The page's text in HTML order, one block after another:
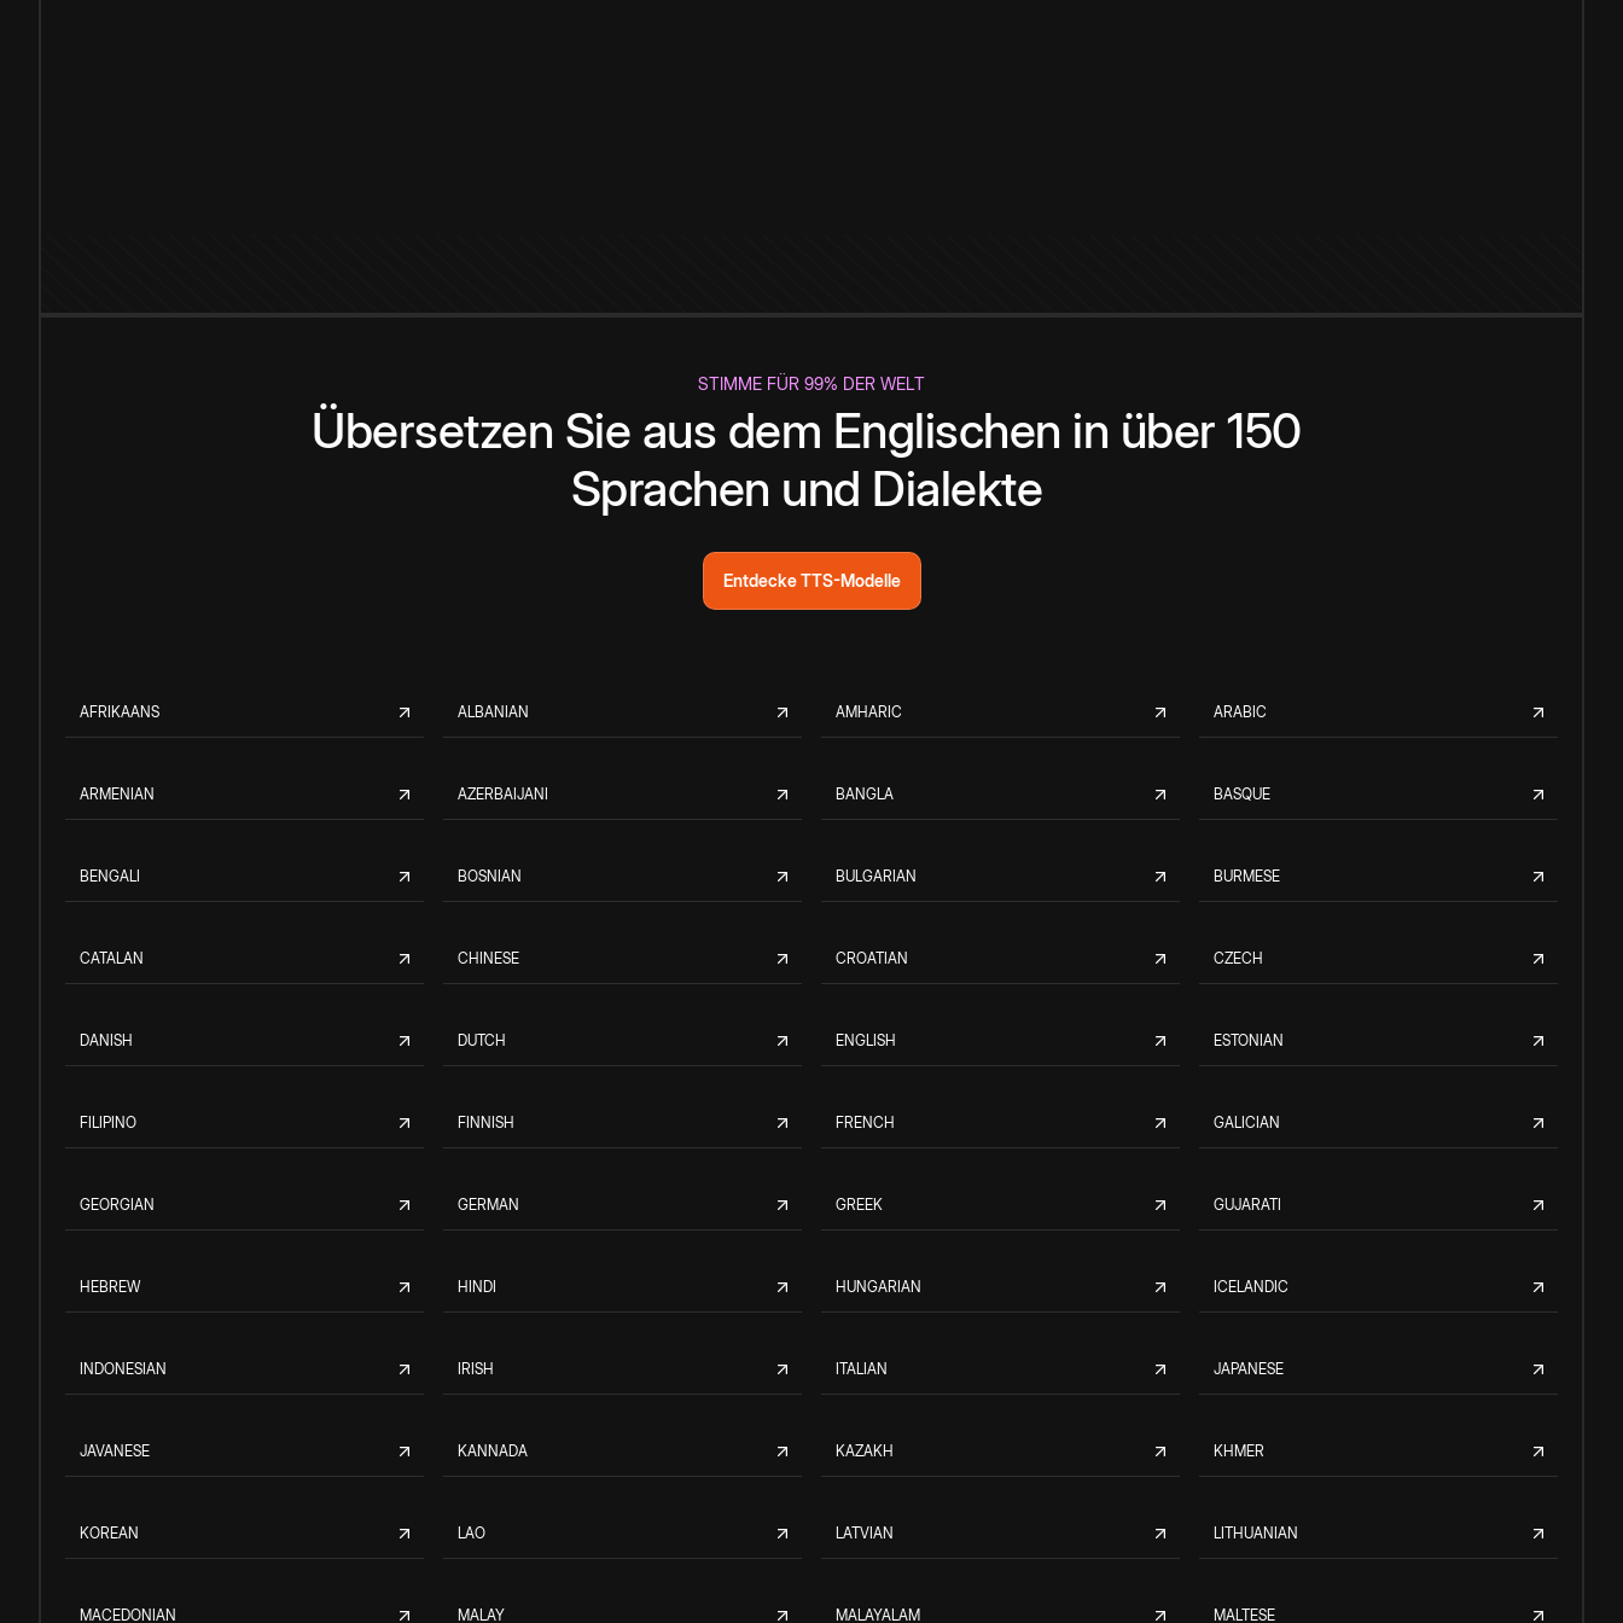
STIMME FÜR 99% DER WELT
Übersetzen Sie aus dem Englischen in über 150
Sprachen und Dialekte
Entdecke TTS-Modelle
AFRIKAANS ALBANIAN AMHARIC ARABIC
ARMENIAN AZERBAIJANI BANGLA BASQUE
BENGALI BOSNIAN BULGARIAN BURMESE
CATALAN CHINESE CROATIAN CZECH
DANISH DUTCH ENGLISH ESTONIAN
FILIPINO FINNISH FRENCH GALICIAN
GEORGIAN GERMAN GREEK GUJARATI
HEBREW HINDI HUNGARIAN ICELANDIC
INDONESIAN IRISH ITALIAN JAPANESE
JAVANESE KANNADA KAZAKH KHMER
KOREAN LAO LATVIAN LITHUANIAN
MACEDONIAN MALAY MALAYALAM MALTESE